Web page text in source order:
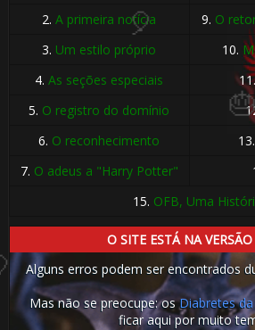
2.A primeira notícia 9. O
3. Um estilo próprio 10.
4.As seções especiais
5. O registro do domínio
6. O reconhecimento 13.
7. O adeus a "Harry Potter"
15. OFB, Uma
O SITE ESTÁ NA
Alguns erros podem ser encontrados
Mas não se preocupe: osDiabretes
ficar aqui por muito
🎈